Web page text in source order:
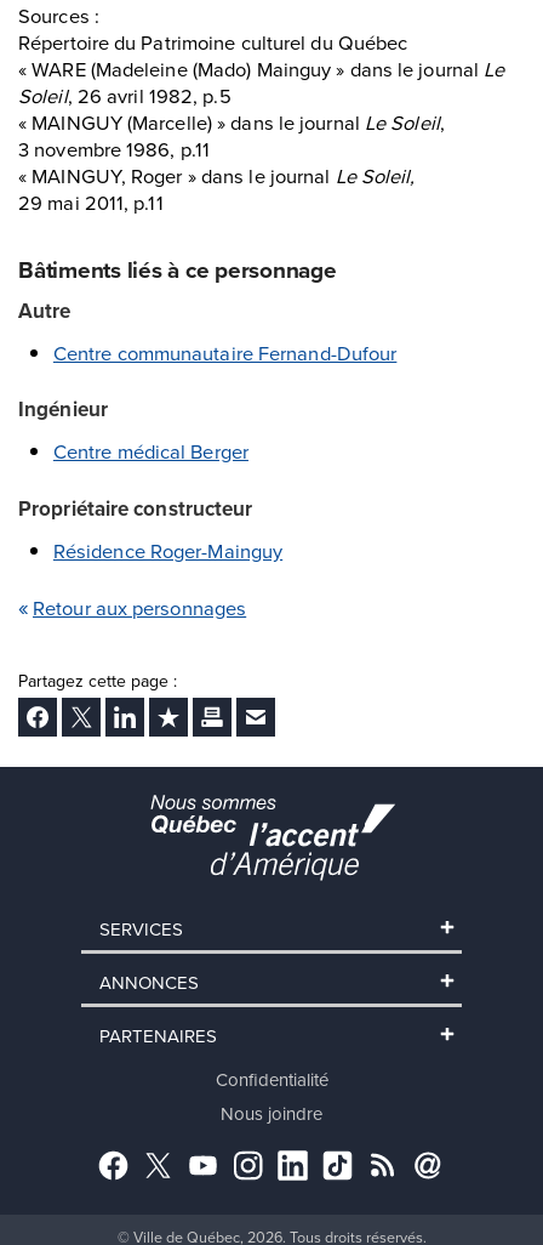
Sources :
Répertoire du Patrimoine culturel du Québec
« WARE (Madeleine (Mado) Mainguy » dans le journal Le
Soleil, 26 avril 1982, p.5
« MAINGUY (Marcelle) » dans le journal Le Soleil,
3 novembre 1986, p.11
« MAINGUY, Roger » dans le journal Le Soleil,
29 mai 2011, p.11
Bâtiments liés à ce personnage
Autre
Centre communautaire Fernand-Dufour
Ingénieur
Centre médical Berger
Propriétaire constructeur
Résidence Roger-Mainguy
Retour aux personnages
Partagez cette page :
Facebook
Twitter LinkedInAjouter aux favoris
ImprimerEnvoyer Ã un ami
SERVICES
ANNONCES
PARTENAIRES
Confidentialité
Nous joindre
Facebook
TwitterYouTubeInstagram
LinkedInTikTokRSS Abonnement
© Ville de Québec, 2026. Tous droits réservés.